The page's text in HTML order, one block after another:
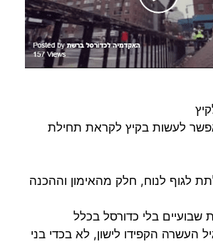
לעשות בקיץ לקראת תחילת
לגוף לנוח, חלק מהאימון וההכנה
שבועיים בלי כדורסל בכלל
העשרה הקפידו לישון, לא בכדי בני